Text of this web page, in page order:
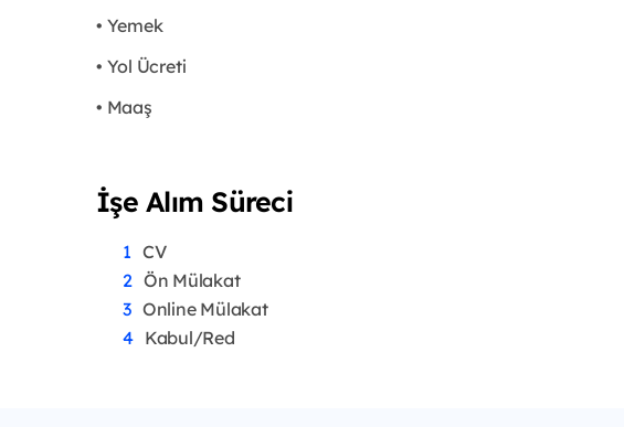
• Yemek
• Yol Ücreti
• Maaş
İşe Alım Süreci
CV
Ön Mülakat
Online Mülakat
Kabul/Red